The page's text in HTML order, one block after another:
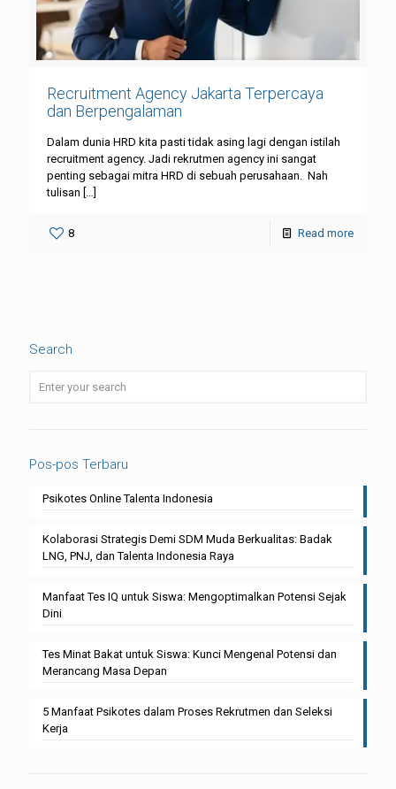
Recruitment Agency Jakarta Terpercaya
dan Berpengalaman
Dalam dunia HRD kita pasti tidak asing lagi dengan istilah
recruitment agency. Jadi rekrutmen agency ini sangat
penting sebagai mitra HRD di sebuah perusahaan. Nah
tulisan […]
8 Read more
Search
Pos-pos Terbaru
Psikotes Online Talenta Indonesia
Kolaborasi Strategis Demi SDM Muda Berkualitas: Badak
LNG, PNJ, dan Talenta Indonesia Raya
Manfaat Tes IQ untuk Siswa: Mengoptimalkan Potensi Sejak
Dini
Tes Minat Bakat untuk Siswa: Kunci Mengenal Potensi dan
Merancang Masa Depan
5 Manfaat Psikotes dalam Proses Rekrutmen dan Seleksi
Kerja